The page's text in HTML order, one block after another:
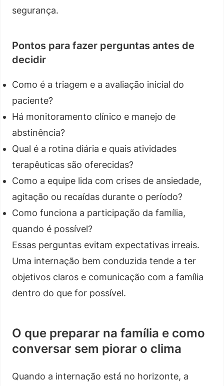
segurança.
Pontos para fazer perguntas antes de
decidir
Como é a triagem e a avaliação inicial do
paciente?
Há monitoramento clínico e manejo de
abstinência?
Qual é a rotina diária e quais atividades
terapêuticas são oferecidas?
Como a equipe lida com crises de ansiedade,
agitação ou recaídas durante o período?
Como funciona a participação da família,
quando é possível?
Essas perguntas evitam expectativas irreais.
Uma internação bem conduzida tende a ter
objetivos claros e comunicação com a família
dentro do que for possível.
O que preparar na família e como
conversar sem piorar o clima
Quando a internação está no horizonte, a